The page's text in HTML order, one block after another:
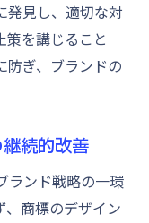
発見し、適切な対
を講じること
防ぎ、ブランドの
続的改善
ランド戦略の一環
、商標のデザイン